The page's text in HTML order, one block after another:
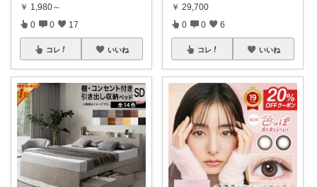
￥ 1,980～
0 0 17
コレ いいね
￥ 29,700
0 0 6
コレ いいね